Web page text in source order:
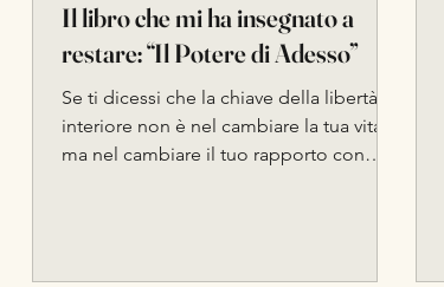
Il libro che mi ha insegnato a
restare: “Il Potere di Adesso”
Se ti dicessi che la chiave della libertà
interiore non è nel cambiare la tua vita…
ma nel cambiare il tuo rapporto con